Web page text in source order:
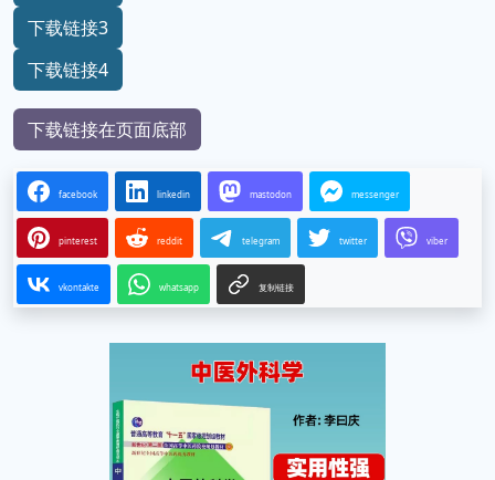
下载链接3
下载链接4
下载链接在页面底部
facebook linkedin mastodon messenger
pinterest reddit telegram twitter viber
vkontakte whatsapp 复制链接